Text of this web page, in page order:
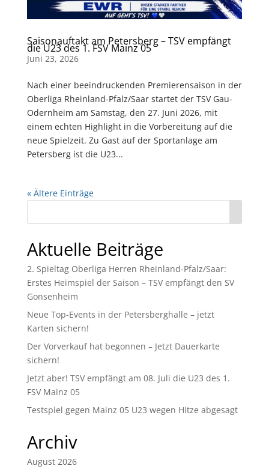
Saisonauftakt am Petersberg – TSV empfängt
die U23 des 1. FSV Mainz 05
Juni 23, 2026
Nach einer beeindruckenden Premierensaison in der
Oberliga Rheinland-Pfalz/Saar startet der TSV Gau-
Odernheim am Samstag, den 27. Juni 2026, mit
einem echten Highlight in die Vorbereitung auf die
neue Spielzeit. Zu Gast auf der Sportanlage am
Petersberg ist die U23...
« Ältere Einträge
Aktuelle Beiträge
2. Spieltag Oberliga Herren Rheinland-Pfalz/Saar:
Erstes Heimspiel der Saison – TSV empfängt den SV
Gonsenheim
Neue Top-Events in der Petersberghalle – jetzt
Karten sichern!
Der Vorverkauf hat begonnen – Jetzt Dauerkarte
sichern!
Jetzt aber! TSV empfängt am 08. Juli die U23 des 1.
FSV Mainz 05
Testspiel gegen Mainz 05 U23 wegen Hitze abgesagt
Archiv
August 2026